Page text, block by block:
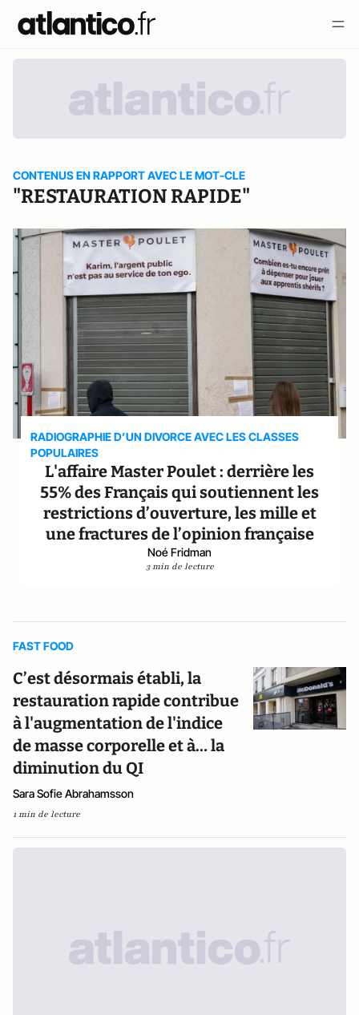
CONTENUS EN RAPPORT AVEC LE MOT-CLE
"RESTAURATION RAPIDE"
RADIOGRAPHIE D’UN DIVORCE AVEC LES CLASSES
POPULAIRES
L'affaire Master Poulet : derrière les
55% des Français qui soutiennent les
restrictions d’ouverture, les mille et
une fractures de l’opinion française
Noé Fridman
3 min de lecture
FAST FOOD
C’est désormais établi, la
restauration rapide contribue
à l'augmentation de l'indice
de masse corporelle et à… la
diminution du QI
Sara Sofie Abrahamsson
1 min de lecture